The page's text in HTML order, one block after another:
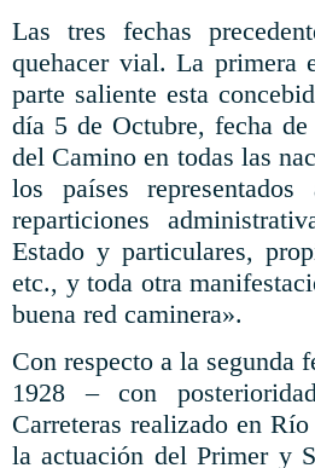
Las tres fechas
quehacer vial. La primera
parte saliente esta
día 5 de Octubre, fecha
del Camino en todas las
los países
reparticiones
Estado y particulares,
etc., y toda otra
buena red caminera».
Con respecto a la segunda
1928 – con
Carreteras realizado en
la actuación del Primer y